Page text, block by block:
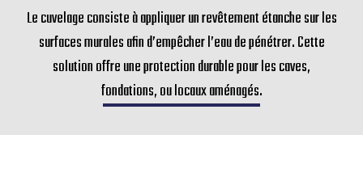
Le cuvelage consiste à appliquer un revêtement étanche sur les
surfaces murales afin d’empêcher l’eau de pénétrer. Cette
solution offre une protection durable pour les caves,
fondations, ou locaux aménagés.